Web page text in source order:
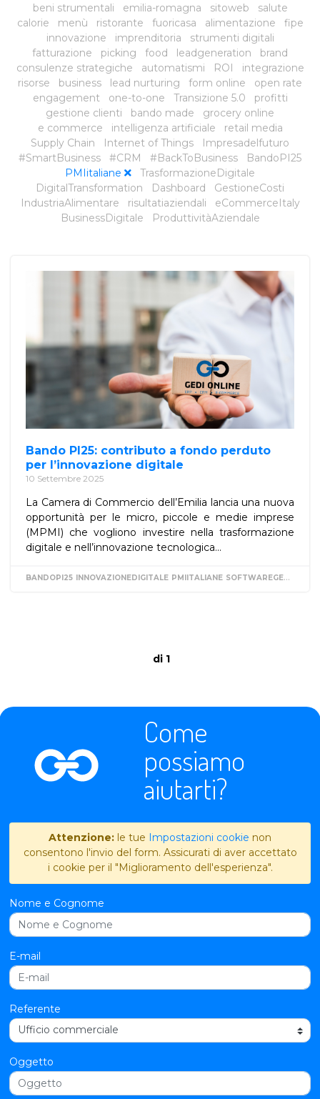
beni strumentali
emilia-romagna sitoweb
salute
calorie
menù ristorante fuoricasa alimentazione
fipe
innovazione
imprenditoria
strumenti digitali
fatturazione
picking food leadgeneration
brand
consulenze strategiche
automatismi ROI
integrazione
risorse
business lead nurturing form online
open rate
engagement
one-to-one Transizione 5.0
profitti
gestione clienti
bando made
grocery online
e commerce
intelligenza artificiale
retail media
Supply Chain
Internet of Things
Impresadelfuturo
#SmartBusiness
#CRM #BackToBusiness
BandoPI25
PMIitaliane
TrasformazioneDigitale
DigitalTransformation
Dashboard
GestioneCosti
IndustriaAlimentare
risultatiaziendali
eCommerceItaly
BusinessDigitale
ProduttivitàAziendale
Bando PI25: contributo a fondo perduto
per l’innovazione digitale
10 Settembre 2025
La Camera di Commercio dell’Emilia lancia una nuova
opportunità per le micro, piccole e medie imprese
(MPMI) che vogliono investire nella trasformazione
digitale e nell’innovazione tecnologica...
BANDOPI25 INNOVAZIONEDIGITALE PMIITALIANE SOFTWAREGESTIONALE
di 1
Come
possiamo
aiutarti?
Attenzione: le tue Impostazioni cookie non
consentono l'invio del form. Assicurati di aver accettato
i cookie per il "Miglioramento dell'esperienza".
Nome e Cognome
E-mail
Referente
Oggetto